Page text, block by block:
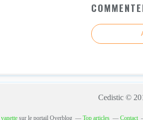
Cedistic ©
vanettesur le portail Overblog Top articles Contact